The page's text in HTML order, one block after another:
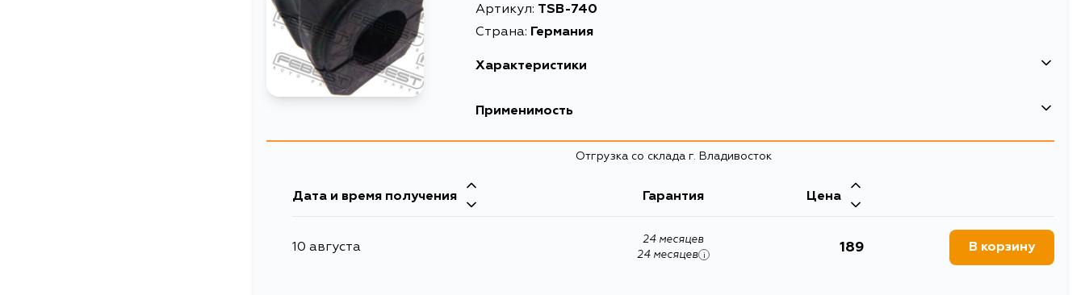
Артикул: TSB-740
Страна: Германия
Характеристики
EAN-13
58
втулки стабилизатора
Применимость
Двигатель
JZS147, UZS143, JZS147E, UZS143E, GS151, LS151, LS141, GS141, UZS155 2JZGTE, 1UZFE
Отгрузка со склада г. Владивосток
Дата и время получения Гарантия Цена
10 августа
24 месяцев
24 месяцев
i
189 В корзину